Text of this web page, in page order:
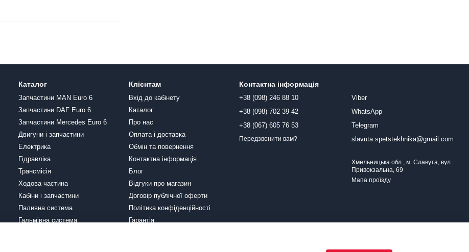
Каталог
Запчастини MAN Euro 6
Запчастини DAF Euro 6
Запчастини Mercedes Euro 6
Двигуни і запчастини
Електрика
Гідравліка
Трансмісія
Ходова частина
Кабіни і запчастини
Паливна система
Гальмівна система
Клієнтам
Вхід до кабінету
Каталог
Про нас
Оплата і доставка
Обмін та повернення
Контактна інформація
Блог
Відгуки про магазин
Договір публічної оферти
Політика конфіденційності
Гарантія
Контактна інформація
+38 (098) 246 88 10
+38 (098) 702 39 42
+38 (067) 605 76 53
Передзвонити вам?
Viber
WhatsApp
Telegram
slavuta.spetstekhnika@gmail.com
Хмельницька обл., м. Славута, вул.
Привокзальна, 69
Мапа проїзду